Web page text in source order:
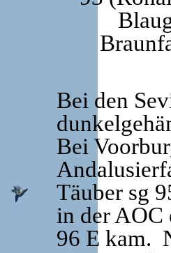
Bei den
Bei
Täuber sg
in der AOC
96 E kam.